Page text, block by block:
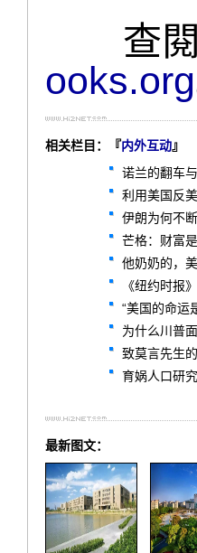
查閱
ooks.org
相关栏目：『内外互动』
诺兰的翻车
利用美国反
伊朗为何不
芒格：财富
他奶奶的，
《纽约时报
“美国的命运
为什么川普
致莫言先生
育娲人口研
最新图文：